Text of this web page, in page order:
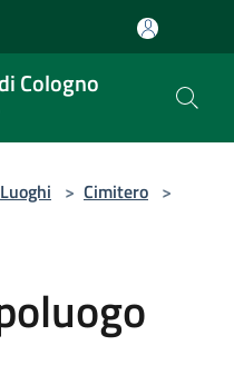
Cologno
Luoghi > Cimitero >